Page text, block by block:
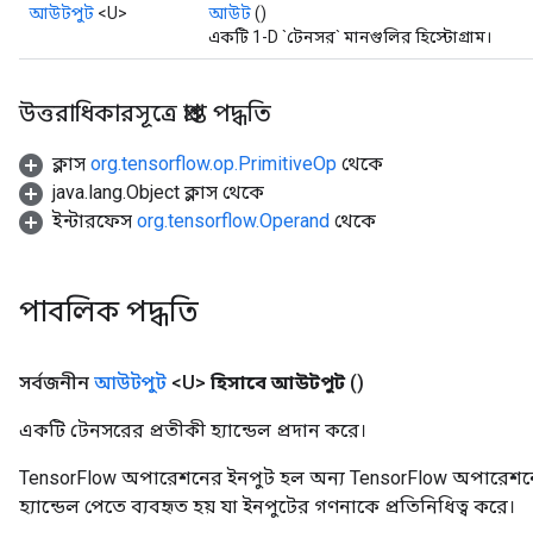
আউটপুট <U> আউট()
একটি 1-D `টেনসর` মানগুলির হিস্টোগ্রাম।
উত্তরাধিকারসূত্রে প্রাপ্ত পদ্ধতি
ক্লাস org.tensorflow.op.PrimitiveOp থেকে
java.lang.Object ক্লাস থেকে
ইন্টারফেস org.tensorflow.Operand থেকে
পাবলিক পদ্ধতি
সর্বজনীন আউটপুট <U> হিসাবে আউটপুট ()
একটি টেনসরের প্রতীকী হ্যান্ডেল প্রদান করে।
TensorFlow অপারেশনের ইনপুট হল অন্য TensorFlow
হ্যান্ডেল পেতে ব্যবহৃত হয় যা ইনপুটের গণনাকে প্রতিনিধিত্ব করে।